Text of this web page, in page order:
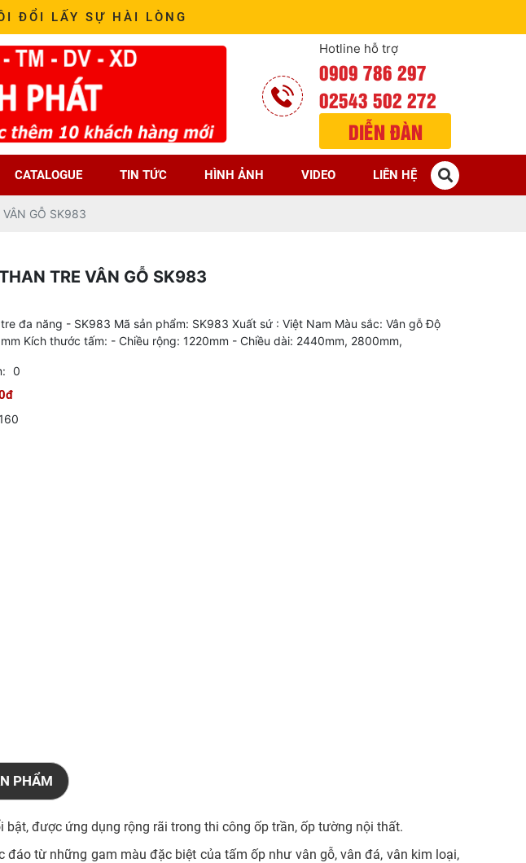
ĐỔI LẤY SỰ HÀI LÒNG
Hotline hỗ trợ
0909 786 297
02543 502 272
DIỄN ĐÀN
CATALOGUE TIN TỨC HÌNH ẢNH VIDEO LIÊN HỆ
VÂN GỖ SK983
TRE VÂN GỖ SK983
đa năng - SK983 Mã sản phẩm: SK983 Xuất sứ : Việt Nam Màu sắc: Vân gỗ Độ
Kích thước tấm: - Chiều rộng: 1220mm - Chiều dài: 2440mm, 2800mm,
0
PHẨM
được ứng dụng rộng rãi trong thi công ốp trần, ốp tường nội thất.
từ những gam màu đặc biệt của tấm ốp như vân gỗ, vân đá, vân kim loại,